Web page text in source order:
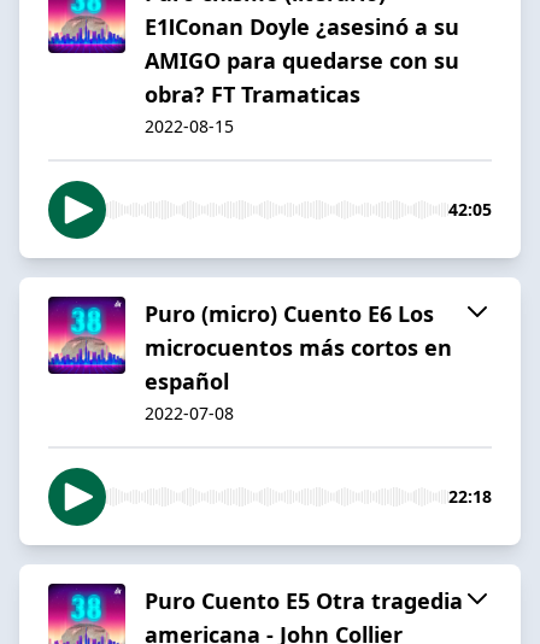
E1ⅠConan Doyle ¿asesinó a su
AMIGO para quedarse con su
obra? FT Tramaticas
2022-08-15
42:05
Puro (micro) Cuento E6 Los
microcuentos más cortos en
español
2022-07-08
22:18
Puro Cuento E5 Otra tragedia
americana - John Collier